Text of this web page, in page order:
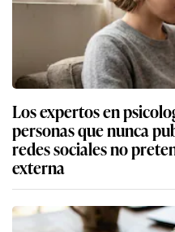
Los expertos en
personas que nunca
redes sociales no
externa